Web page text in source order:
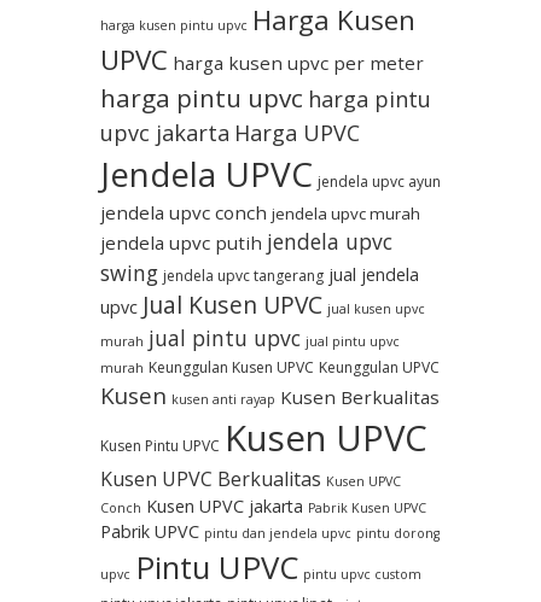
harga kusen pintu upvc Harga Kusen
UPVC harga kusen upvc per meter
harga pintu upvc harga pintu
upvc jakarta Harga UPVC
Jendela UPVC jendela upvc ayun
jendela upvc conch jendela upvc murah
jendela upvc putih jendela upvc
swing jendela upvc tangerang jual jendela
upvc Jual Kusen UPVC jual kusen upvc
murah jual pintu upvc jual pintu upvc
murah Keunggulan Kusen UPVC Keunggulan UPVC
Kusen kusen anti rayap Kusen Berkualitas
Kusen Pintu UPVC Kusen UPVC
Kusen UPVC Berkualitas Kusen UPVC
Conch Kusen UPVC jakarta Pabrik Kusen UPVC
Pabrik UPVC pintu dan jendela upvc pintu dorong
upvc Pintu UPVC pintu upvc custom